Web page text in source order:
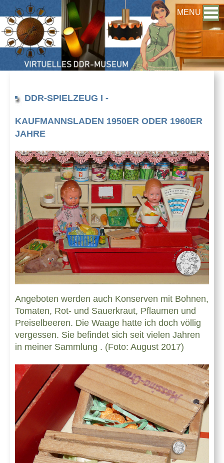
MENU
DDR-SPIELZEUG I -
KAUFMANNSLADEN 1950ER ODER 1960ER
JAHRE
Angeboten werden auch Konserven mit Bohnen,
Tomaten, Rot- und Sauerkraut, Pflaumen und
Preiselbeeren. Die Waage hatte ich doch völlig
vergessen. Sie befindet sich seit vielen Jahren
in meiner Sammlung . (Foto: August 2017)